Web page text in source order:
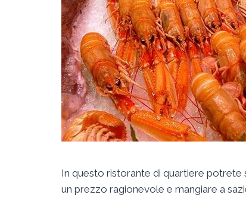
In questo ristorante di quartiere potrete
un prezzo ragionevole e mangiare a